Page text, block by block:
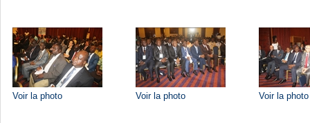
Voir la photo Voir la photo Voir la photo